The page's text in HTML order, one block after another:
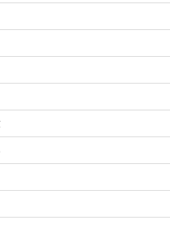
セント」は電
り、
効果抜群の魔
！
トは電磁波を遮
りません。次元